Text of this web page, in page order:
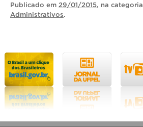
Publicado em 29/01/2015, na categoria
Administrativos.